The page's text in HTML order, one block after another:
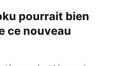
pourrait bien
ce nouveau